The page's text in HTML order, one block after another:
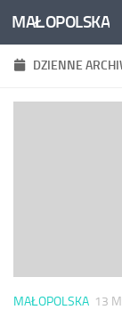
Skip to content
MAŁOPOLSKA
DZIENNE
MAŁOPOLSKA 13